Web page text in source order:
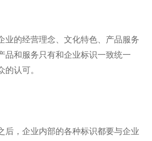
业的经营理念、文化特色、产品服务
品和服务只有和企业标识一致统一
的认可。
后，企业内部的各种标识都要与企业